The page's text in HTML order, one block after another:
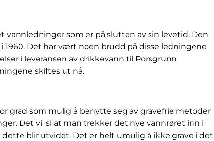
vannledninger som er på slutten av sin levetid. Den
i 1960. Det har vært noen brudd på disse ledningene
i leveransen av drikkevann til Porsgrunn
skiftes ut nå.
grad som mulig å benytte seg av gravefrie metoder
Det vil si at man trekker det nye vannrøret inn i
blir utvidet. Det er helt umulig å ikke grave i det